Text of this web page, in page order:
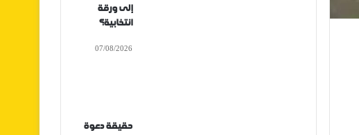
إلى ورقة
انتخابية؟
07/08/2026
حقيقة دعوة